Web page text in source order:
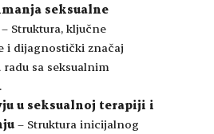
seksualne
– Struktura, ključne
i dijagnostički značaj
radu sa seksualnim
u seksualnoj terapiji i
– Struktura inicijalnog